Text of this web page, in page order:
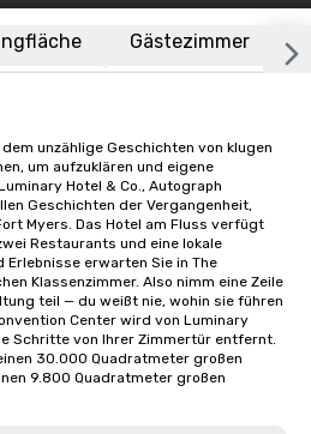
Gästezimmer
unzählige Geschichten von klugen
um aufzuklären und eigene
Hotel & Co., Autograph
Geschichten der Vergangenheit,
Myers. Das Hotel am Fluss verfügt
Restaurants und eine lokale
Erlebnisse erwarten Sie in The
Klassenzimmer. Also nimm eine Zeile
teil — du weißt nie, wohin sie führen
Center wird von Luminary
Schritte von Ihrer Zimmertür entfernt.
30.000 Quadratmeter großen
9.800 Quadratmeter großen